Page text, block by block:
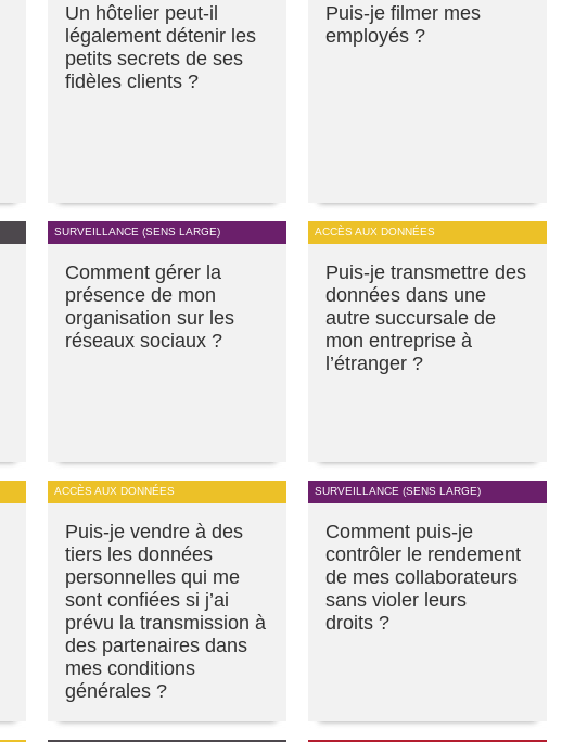
Un hôtelier peut-il
légalement détenir les
petits secrets de ses
fidèles clients ?
Puis-je filmer mes
employés ?
SURVEILLANCE (SENS LARGE)
Comment gérer la
présence de mon
organisation sur les
réseaux sociaux ?
ACCÈS AUX DONNÉES
Puis-je transmettre des
données dans une
autre succursale de
mon entreprise à
l’étranger ?
ACCÈS AUX DONNÉES
Puis-je vendre à des
tiers les données
personnelles qui me
sont confiées si j’ai
prévu la transmission à
des partenaires dans
mes conditions
générales ?
SURVEILLANCE (SENS LARGE)
Comment puis-je
contrôler le rendement
de mes collaborateurs
sans violer leurs
droits ?